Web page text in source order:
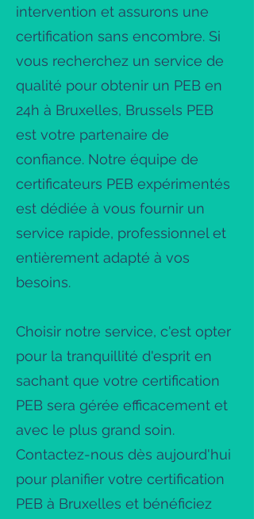
intervention et assurons une
certification sans encombre. Si
vous recherchez un service de
qualité pour obtenir un PEB en
24h à Bruxelles, Brussels PEB
est votre partenaire de
confiance. Notre équipe de
certificateurs PEB expérimentés
est dédiée à vous fournir un
service rapide, professionnel et
entièrement adapté à vos
besoins.
Choisir notre service, c'est opter
pour la tranquillité d'esprit en
sachant que votre certification
PEB sera gérée efficacement et
avec le plus grand soin.
Contactez-nous dès aujourd'hui
pour planifier votre certification
PEB à Bruxelles et bénéficiez